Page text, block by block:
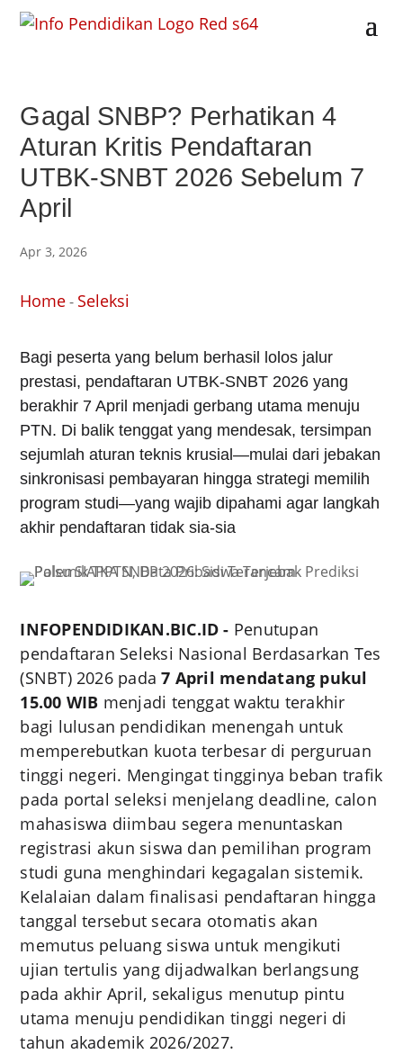
Gagal SNBP? Perhatikan 4
Aturan Kritis Pendaftaran
UTBK-SNBT 2026 Sebelum 7
April
Apr 3, 2026
Home- Seleksi
Bagi peserta yang belum berhasil lolos jalur
prestasi, pendaftaran UTBK-SNBT 2026 yang
berakhir 7 April menjadi gerbang utama menuju
PTN. Di balik tenggat yang mendesak, tersimpan
sejumlah aturan teknis krusial—mulai dari jebakan
sinkronisasi pembayaran hingga strategi memilih
program studi—yang wajib dipahami agar langkah
akhir pendaftaran tidak sia-sia
INFOPENDIDIKAN.BIC.ID - Penutupan
pendaftaran Seleksi Nasional Berdasarkan Tes
(SNBT) 2026 pada7 April mendatang pukul
15.00 WIB menjadi tenggat waktu terakhir
bagi lulusan pendidikan menengah untuk
memperebutkan kuota terbesar di perguruan
tinggi negeri. Mengingat tingginya beban trafik
pada portal seleksi menjelang deadline, calon
mahasiswa diimbau segera menuntaskan
registrasi akun siswa dan pemilihan program
studi guna menghindari kegagalan sistemik.
Kelalaian dalam finalisasi pendaftaran hingga
tanggal tersebut secara otomatis akan
memutus peluang siswa untuk mengikuti
ujian tertulis yang dijadwalkan berlangsung
pada akhir April, sekaligus menutup pintu
utama menuju pendidikan tinggi negeri di
tahun akademik 2026/2027.